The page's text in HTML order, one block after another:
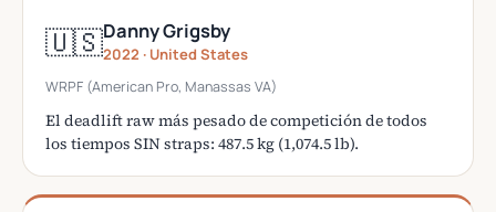
🇺🇸Danny Grigsby
2022 · United States
WRPF (American Pro, Manassas VA)
El deadlift raw más pesado de competición de todos
los tiempos SIN straps: 487.5 kg (1,074.5 lb).